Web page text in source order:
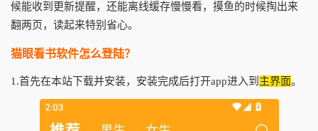
候能收到更新提醒，还能离线缓存慢慢看，摸鱼的时候掏出来
翻两页，读起来特别省心。
猫眼看书软件怎么登陆？
1.首先在本站下载并安装，安装完成后打开app进入到 主界面。